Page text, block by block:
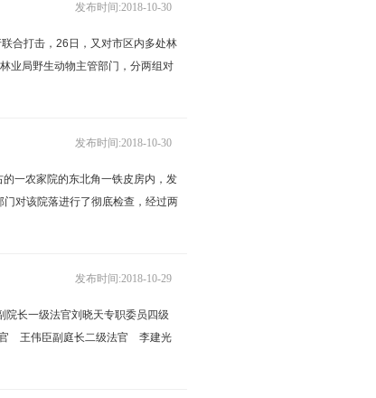
发布时间:2018-10-30
合打击，26日，又对市区内多处林
业局野生动物主管部门，分两组对
发布时间:2018-10-30
一农家院的东北角一铁皮房内，发
对该院落进行了彻底检查，经过两
发布时间:2018-10-29
院长一级法官刘晓天专职委员四级
官 王伟臣副庭长二级法官 李建光